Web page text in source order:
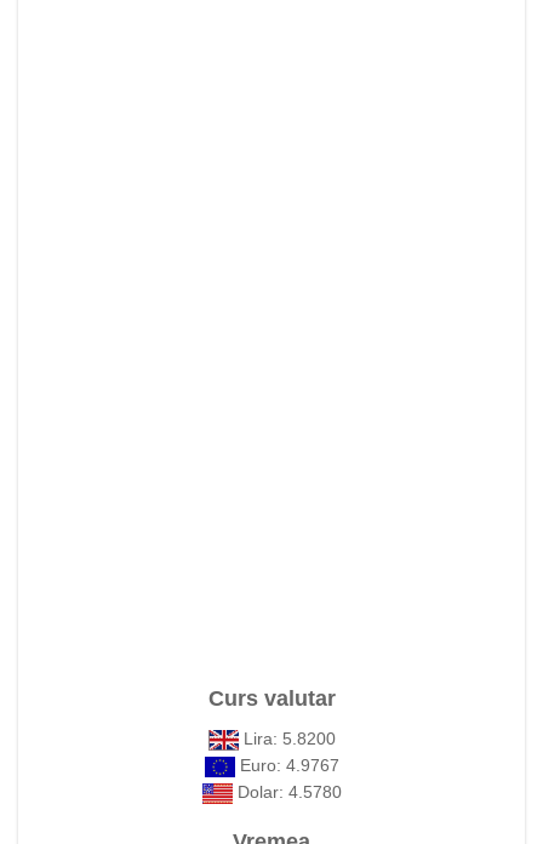
Curs valutar
Lira: 5.8200
Euro: 4.9767
Dolar: 4.5780